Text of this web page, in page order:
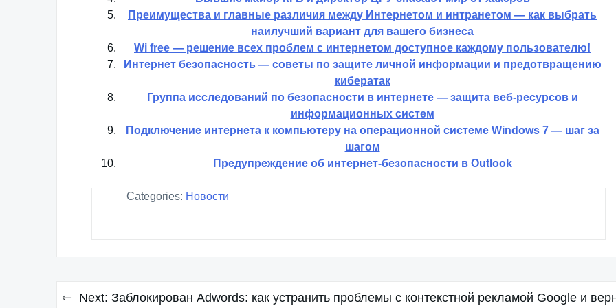
Преимущества и главные различия между Интернетом и интранетом — как выбрать
наилучший вариант для вашего бизнеса
Wi free — решение всех проблем с интернетом доступное каждому пользователю!
Интернет безопасность — советы по защите личной информации и предотвращению
кибератак
Группа исследований по безопасности в интернете — защита веб-ресурсов и
информационных систем
Подключение интернета к компьютеру на операционной системе Windows 7 — шаг за
шагом
Предупреждение об интернет-безопасности в Outlook
Categories: Новости
Навигация
Next: Заблокирован Adwords: как устранить проблемы с контекстной рекламой Google и